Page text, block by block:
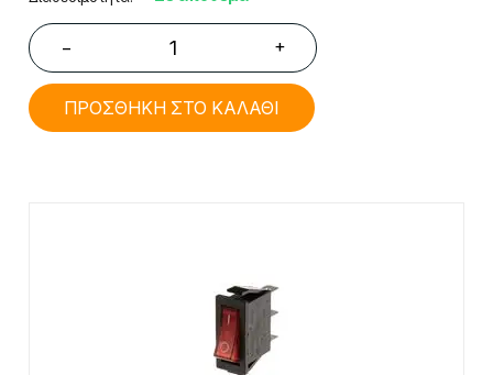
− +
ΠΡΟΣΘΗΚΗ ΣΤΟ ΚΑΛΑΘΙ